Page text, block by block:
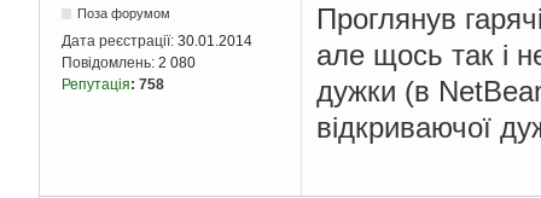
Поза форумом
Дата реєстрації: 30.01.2014
Повідомлень: 2 080
Репутація: 758
Проглянув
але щось так і
дужки (в
відкриваючої